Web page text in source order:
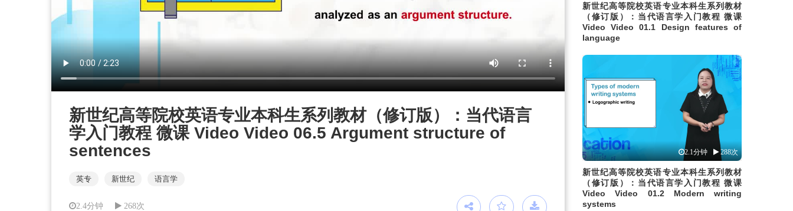
新世纪高等院校英语专业本科生系列教材（修订版）：当代语言
学入门教程 微课 Video Video 06.5 Argument structure of
sentences
英专 新世纪 语言学
2.4分钟 268次
新世纪高等院校英语专业本科生系列教材
（修订版）：当代语言学入门教程 微课
Video Video 01.1 Design features of
language
2.1分钟 288次
新世纪高等院校英语专业本科生系列教材
（修订版）：当代语言学入门教程 微课
Video Video 01.2 Modern writing
systems